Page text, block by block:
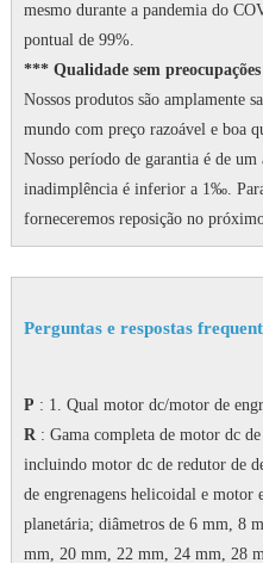
mesmo durante a pandemia do
pontual de 99%.
*** Qualidade sem
Nossos produtos são amplamente
mundo com preço razoável e boa
Nosso período de garantia é de um
inadimplência é inferior a 1‰.
forneceremos reposição no
Perguntas e respostas
P : 1. Qual motor dc/motor de
R: Gama completa de motor dc de
incluindo motor dc de redutor de
de engrenagens helicoidal e motor
planetária; diâmetros de 6 mm, 8
mm, 20 mm, 22 mm, 24 mm, 28